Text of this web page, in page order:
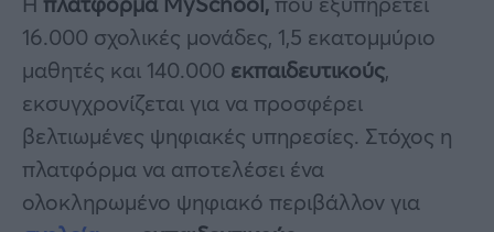
16.000 σχολικές μονάδες, 1,5 εκατομμύριο
μαθητές και 140.000 εκπαιδευτικούς,
εκσυγχρονίζεται για να προσφέρει
βελτιωμένες ψηφιακές υπηρεσίες. Στόχος η
πλατφόρμα να αποτελέσει ένα
ολοκληρωμένο ψηφιακό περιβάλλον για